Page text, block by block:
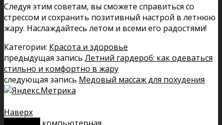
Следуя этим советам, вы сможете справиться со
стрессом и сохранить позитивный настрой в летнюю
жару. Наслаждайтесь летом и всеми его радостями!
Категории: Красота и здоровье
предыдущая запись Летний гардероб: как одеваться
стильно и комфортно в жару
следующая запись Медовый массаж для похудения
Наверх
компьютерная